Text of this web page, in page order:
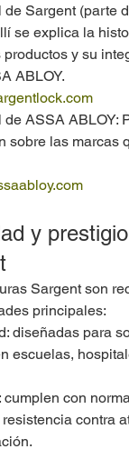
de Sargent (parte
se explica la
productos y su
ABLOY.
ASSA ABLOY:
sobre las marcas
y
Sargent son
principales:
diseñadas para
escuelas,
cumplen con
contra